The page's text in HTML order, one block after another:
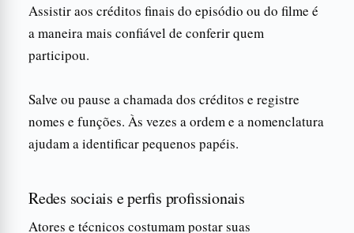
Assistir aos créditos finais do episódio ou do filme é
a maneira mais confiável de conferir quem
participou.
Salve ou pause a chamada dos créditos e registre
nomes e funções. Às vezes a ordem e a nomenclatura
ajudam a identificar pequenos papéis.
Redes sociais e perfis profissionais
Atores e técnicos costumam postar suas